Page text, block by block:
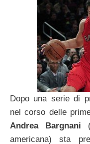
Dopo una serie di
nel corso delle
Andrea Bargnani
americana) sta